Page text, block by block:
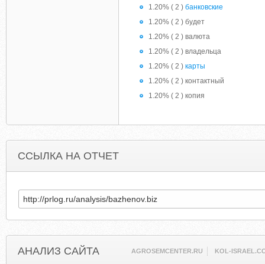
1.20% ( 2 ) банковские
1.20% ( 2 ) будет
1.20% ( 2 ) валюта
1.20% ( 2 ) владельца
1.20% ( 2 ) карты
1.20% ( 2 ) контактный
1.20% ( 2 ) копия
ССЫЛКА НА ОТЧЕТ
АНАЛИЗ САЙТА AGROSEMCENTER.RU KOL-